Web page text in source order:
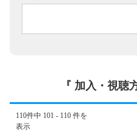
『 加入・視聴
110件中 101 - 110 件を
表示